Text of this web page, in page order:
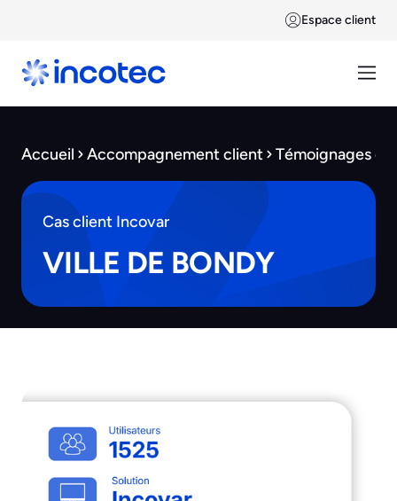
Espace client
Accueil Accompagnement client Témoignages
Cas client Incovar
VILLE DE BONDY